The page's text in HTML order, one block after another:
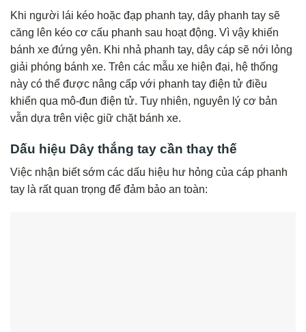
Khi người lái kéo hoặc đạp phanh tay, dây phanh tay sẽ
căng lên kéo cơ cấu phanh sau hoạt động. Vì vậy khiến
bánh xe đứng yên. Khi nhả phanh tay, dây cáp sẽ nới lỏng
giải phóng bánh xe. Trên các mẫu xe hiện đại, hệ thống
này có thể được nâng cấp với phanh tay điện tử điều
khiển qua mô-đun điện tử. Tuy nhiên, nguyên lý cơ bản
vẫn dựa trên việc giữ chặt bánh xe.
Dấu hiệu Dây thắng tay cần thay thế
Việc nhận biết sớm các dấu hiệu hư hỏng của cáp phanh
tay là rất quan trọng để đảm bảo an toàn: